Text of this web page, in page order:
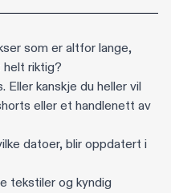
som er altfor lange,
riktig?
Eller kanskje du heller vil
eller et handlenett av
datoer, blir oppdatert i
tekstiler og kyndig